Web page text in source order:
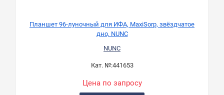
Планшет 96-луночный для ИФА, MaxiSorp, звёздчатое
дно, NUNC
NUNC
Кат. №:441653
Цена по запросу